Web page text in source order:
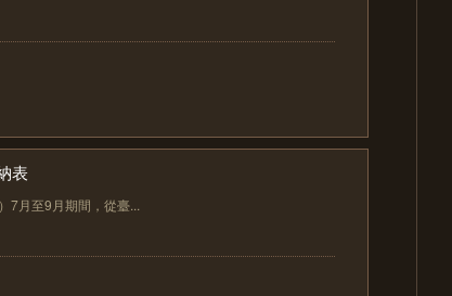
表
7月至9月期間，從臺...